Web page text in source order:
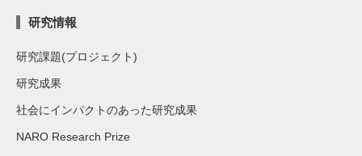
研究情報
研究課題(プロジェクト)
研究成果
社会にインパクトのあった研究成果
NARO Research Prize